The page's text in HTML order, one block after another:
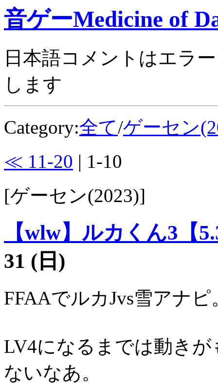
音ゲーMedicine of
日本語コメントはエラ
します
Category:全て/ゲーセン
≪ 11-20 | 1-10
[ゲーセン(2023)]
【wlw】ルカくん3【
31 (日)
FFAAでルカJvs雪アナピ
LV4になるまでは動き
ないなあ。